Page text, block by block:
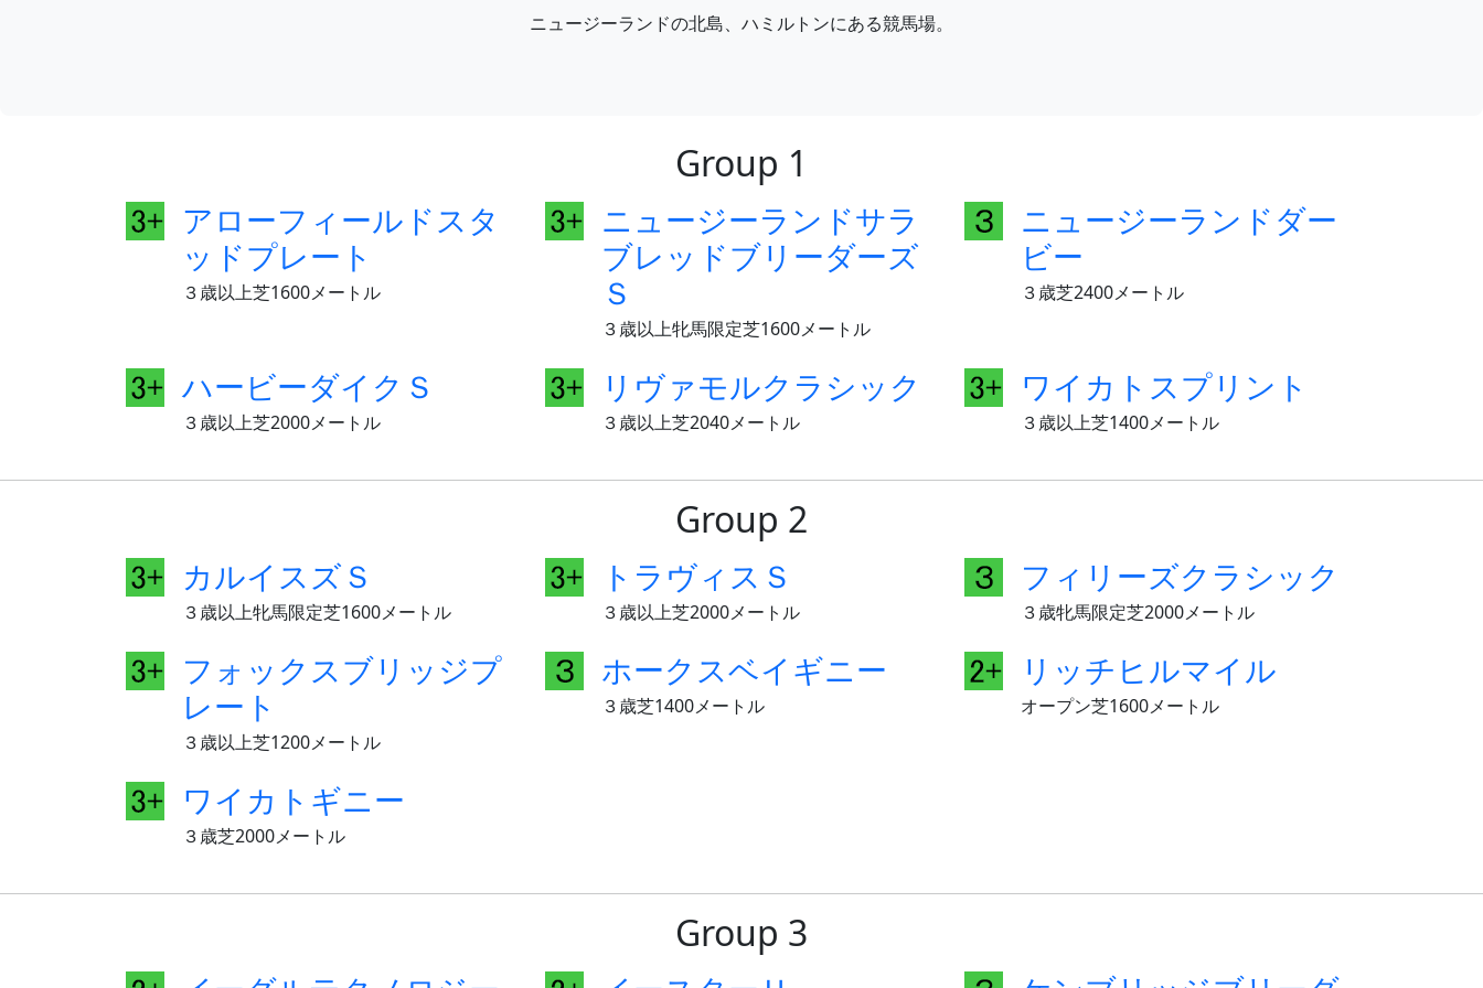
ニュージーランドの北島、ハミルトンにある競馬場。
Group 1
アローフィールドスタ
ッドプレート
３歳以上芝1600メートル
ニュージーランドサラ
ブレッドブリーダーズ
Ｓ
３歳以上牝馬限定芝1600メートル
ニュージーランドダー
ビー
３歳芝2400メートル
ハービーダイクＳ
３歳以上芝2000メートル
リヴァモルクラシック
３歳以上芝2040メートル
ワイカトスプリント
３歳以上芝1400メートル
Group 2
カルイスズＳ
３歳以上牝馬限定芝1600メートル
トラヴィスＳ
３歳以上芝2000メートル
フィリーズクラシック
３歳牝馬限定芝2000メートル
フォックスブリッジプ
レート
３歳以上芝1200メートル
ホークスベイギニー
３歳芝1400メートル
リッチヒルマイル
オープン芝1600メートル
ワイカトギニー
３歳芝2000メートル
Group 3